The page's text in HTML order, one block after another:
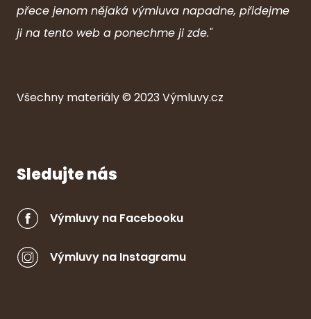
přece jenom nějaká výmluva napadne, přidejme
ji na tento web a ponechme ji zde."
Všechny materiály © 2023Výmluvy.cz
Sledujte nás
Výmluvy na Facebooku
Výmluvy na Instagramu